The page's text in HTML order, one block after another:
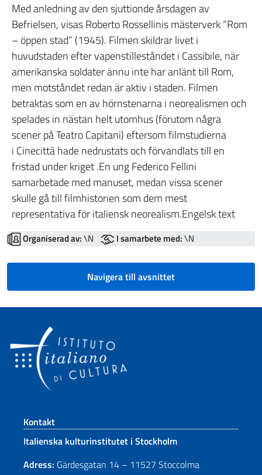
Med anledning av den sjuttionde årsdagen av
Befrielsen, visas Roberto Rossellinis mästerverk ”Rom
– öppen stad” (1945). Filmen skildrar livet i
huvudstaden efter vapenstilleståndet i Cassibile, när
amerikanska soldater ännu inte har anlänt till Rom,
men motståndet redan är aktiv i staden. Filmen
betraktas som en av hörnstenarna i neorealismen och
spelades in nästan helt utomhus (förutom några
scener på Teatro Capitani) eftersom filmstudierna
i Cinecittà hade nedrustats och förvandlats till en
fristad under kriget .En ung Federico Fellini
samarbetade med manuset, medan vissa scener
skulle gå till filmhistorien som dem mest
representativa för italiensk neorealism.Engelsk text
Organiserad av:\N I samarbete med:\N
Navigera till avsnittet
Footer section
Kontakt
Italienska kulturinstitutet i Stockholm
Adress: Gärdesgatan 14 – 11527 Stoccolma